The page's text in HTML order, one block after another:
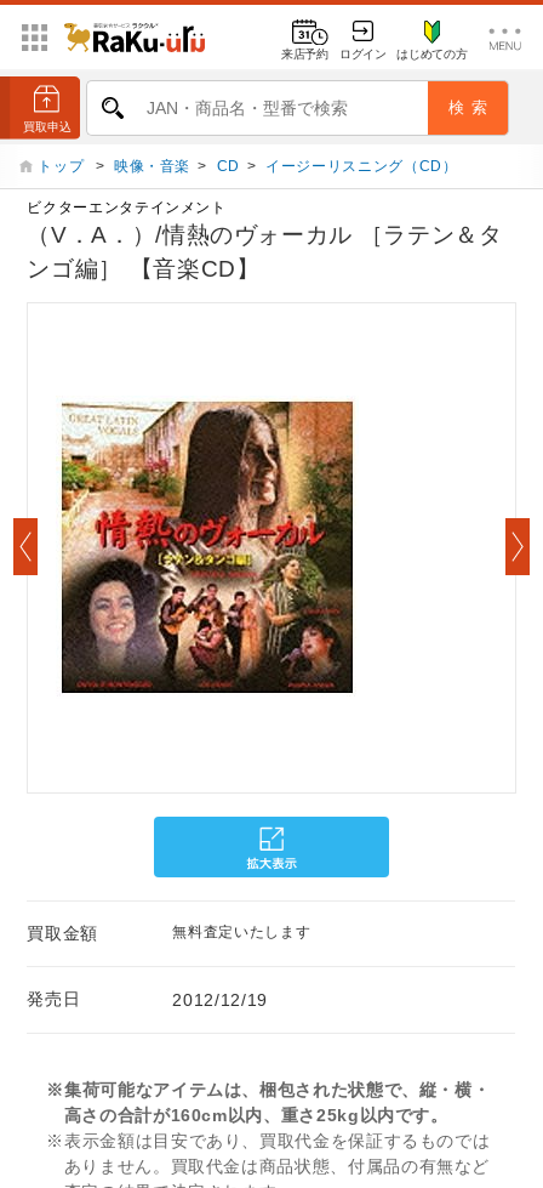
来店予約 ログイン はじめての方
トップ > 映像・音楽 > CD > イージーリスニング（CD）
ビクターエンタテインメント
（V．A．）/情熱のヴォーカル ［ラテン＆タ
ンゴ編］ 【音楽CD】
買取金額 無料査定いたします
発売日 2012/12/19
※集荷可能なアイテムは、梱包された状態で、縦・横・
高さの合計が160cm以内、重さ25kg以内です。
※表示金額は目安であり、買取代金を保証するものでは
ありません。買取代金は商品状態、付属品の有無など